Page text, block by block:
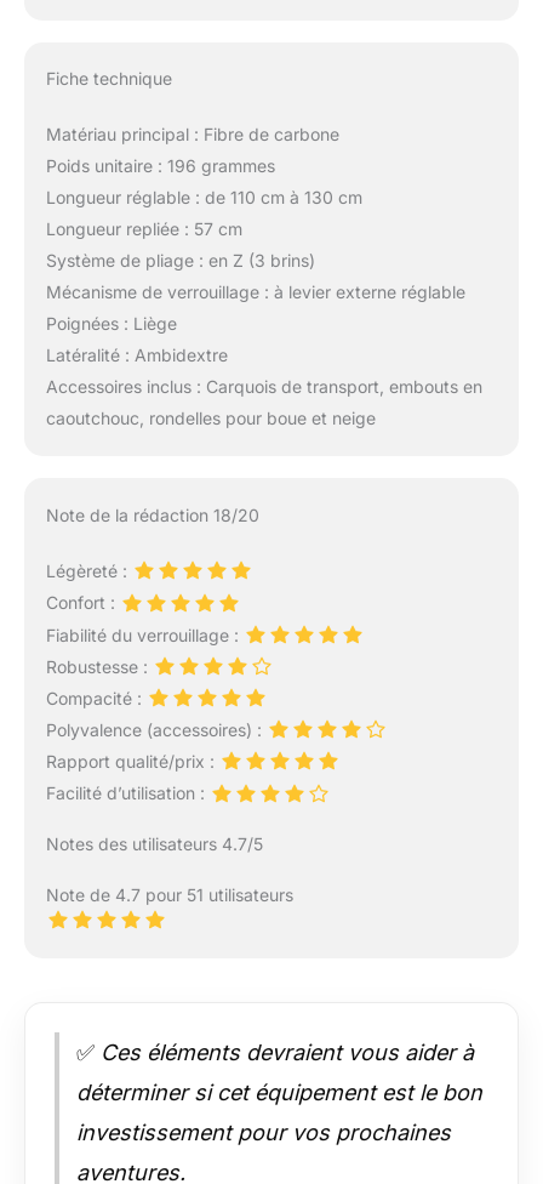
Fiche technique
Matériau principal : Fibre de carbone
Poids unitaire : 196 grammes
Longueur réglable : de 110 cm à 130 cm
Longueur repliée : 57 cm
Système de pliage : en Z (3 brins)
Mécanisme de verrouillage : à levier externe réglable
Poignées : Liège
Latéralité : Ambidextre
Accessoires inclus : Carquois de transport, embouts en
caoutchouc, rondelles pour boue et neige
Note de la rédaction 18/20
Légèreté :
Confort :
Fiabilité du verrouillage :
Robustesse :
Compacité :
Polyvalence (accessoires) :
Rapport qualité/prix :
Facilité d’utilisation :
Notes des utilisateurs 4.7/5
Note de 4.7 pour 51 utilisateurs
✅ Ces éléments devraient vous aider à
déterminer si cet équipement est le bon
investissement pour vos prochaines
aventures.